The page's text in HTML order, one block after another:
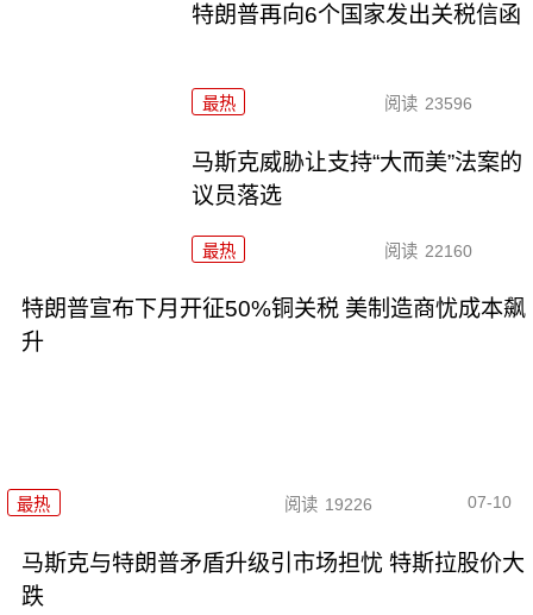
特朗普再向6个国家发出关税信函
最热 阅读 23596
马斯克威胁让支持“大而美”法案的
议员落选
最热 阅读 22160
特朗普宣布下月开征50%铜关税 美制造商忧成本飙
升
最热 阅读 19226 07-10
马斯克与特朗普矛盾升级引市场担忧 特斯拉股价大
跌